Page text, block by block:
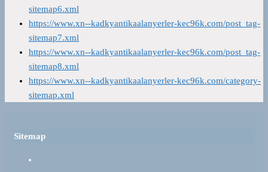
sitemap6.xml
https://www.xn--kadkyantikaalanyerler-kec96k.com/post_tag-
sitemap7.xml
https://www.xn--kadkyantikaalanyerler-kec96k.com/post_tag-
sitemap8.xml
https://www.xn--kadkyantikaalanyerler-kec96k.com/category-
sitemap.xml
Sitemap